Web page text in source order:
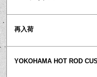
再入荷